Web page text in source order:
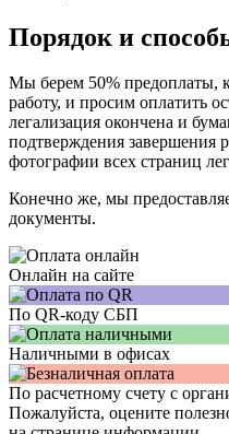
Порядок и
Мы берем 50% предоплаты,
работу, и просим оплатить
легализация окончена и
подтверждения
фотографии всех страниц
Конечно же, мы
документы.
Онлайн на сайте
По QR-коду СБП
Наличными в офисах
По расчетному счету с
Пожалуйста, оцените